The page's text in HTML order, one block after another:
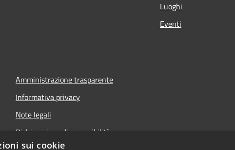
Luoghi
Eventi
Amministrazione trasparente
Informativa privacy
Note legali
Dichiarazione di accessibilità
sui cookie